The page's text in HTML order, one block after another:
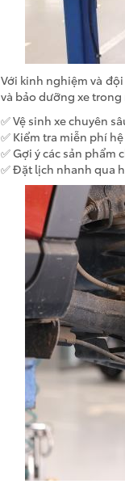
Với kinh nghiệm và
và bảo dưỡng xe
✅ Vệ sinh xe chuyên
✅ Kiểm tra miễn phí
✅ Gợi ý các sản
✅ Đặt lịch nhanh qua